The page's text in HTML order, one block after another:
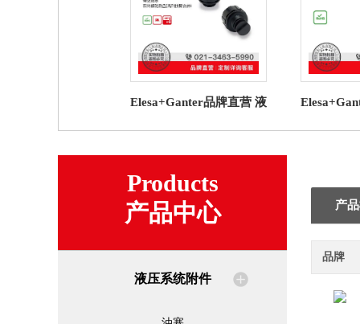
Elesa+Ganter品牌直营 液
科技聚合体（2）
Products
产品中心
液压系统附件
产
品牌